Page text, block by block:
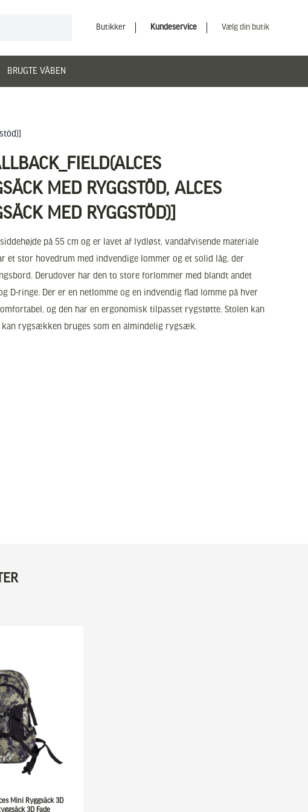
Butikker Kundeservice Vælg din butik
BRUGTE VÅBEN
MED RYGGSTÖD, ALCES
MED RYGGSTÖD)]
på 55 cm og er lavet af lydløst, vandafvisende materiale
et stor hovedrum med indvendige lommer og et solid låg, der
Derudover har den to store forlommer med blandt andet
D-ringe. Der er en netlomme og en indvendig flad lomme på hver
og den har en ergonomisk tilpasset rygstøtte. Stolen kan
kan rygsækken bruges som en almindelig rygsæk.
Mini Ryggsäck 3D
3D Fade